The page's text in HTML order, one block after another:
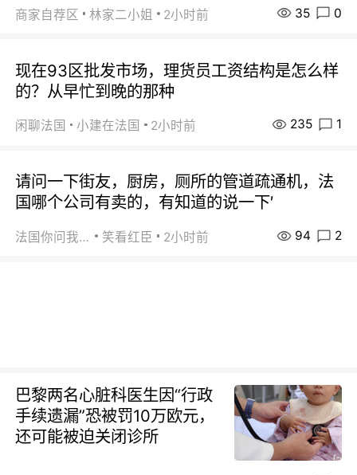
商家自荐区 林家二小姐 2小时前 35 0
现在93区批发市场，理货员工资结构是怎么样
的？从早忙到晚的那种
闲聊法国 小建在法国 2小时前 235 1
请问一下街友，厨房，厕所的管道疏通机，法
国哪个公司有卖的，有知道的说一下′
法国你问我答 笑看红臣 2小时前 94 2
巴黎两名心脏科医生因“行政
手续遗漏”恐被罚10万欧元，
还可能被迫关闭诊所